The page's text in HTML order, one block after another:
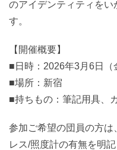
のアイデンティティをい
す。
【開催概要】
■日時：2026年3月6日（
■場所：新宿
■持ちもの：筆記用具、
参加ご希望の団員の方は
レス/照度計の有無を明